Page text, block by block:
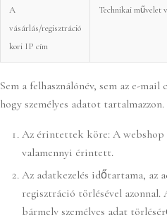
A
vásárlás/regisztráció
kori IP cím
Technikai művelet
Sem a felhasználónév, sem az e-mail
hogy személyes adatot tartalmazzon.
Az érintettek köre: A
valamennyi érintett.
Az adatkezelés időtartama, az
regisztráció törlésével
bármely személyes adat